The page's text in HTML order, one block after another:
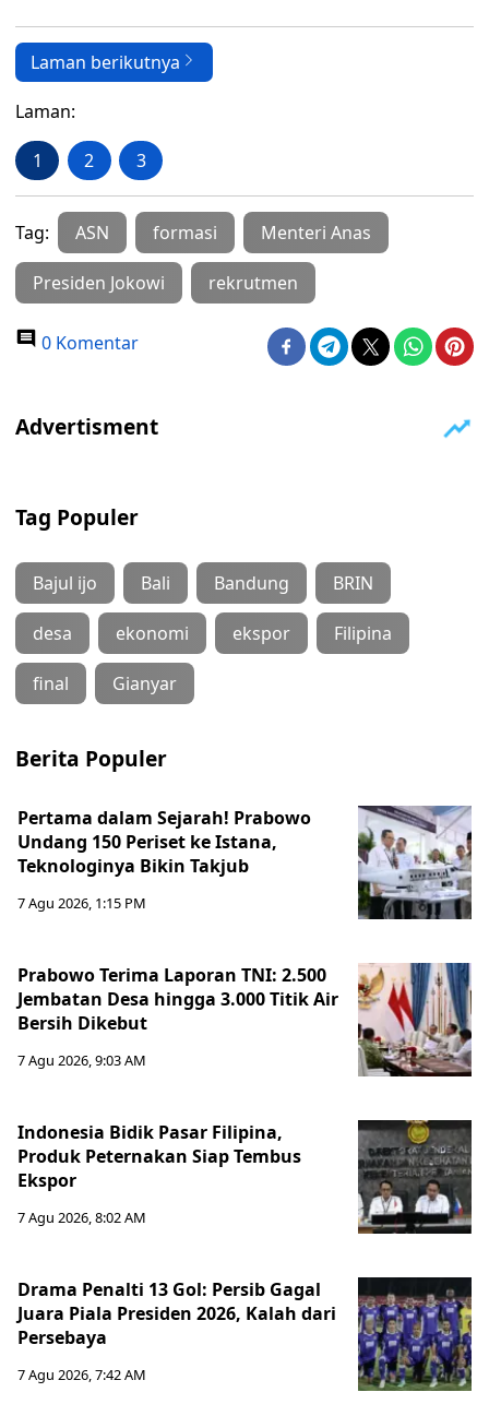
Laman berikutnya
Laman:
1 2 3
Tag: ASN formasi Menteri Anas
Presiden Jokowi rekrutmen
0 Komentar
Tag Populer
Bajul ijo Bali Bandung BRIN
desa ekonomi ekspor Filipina
final Gianyar
Berita Populer
Pertama dalam Sejarah! Prabowo
Undang 150 Periset ke Istana,
Teknologinya Bikin Takjub
7 Agu 2026, 1:15 PM
Prabowo Terima Laporan TNI: 2.500
Jembatan Desa hingga 3.000 Titik Air
Bersih Dikebut
7 Agu 2026, 9:03 AM
Indonesia Bidik Pasar Filipina,
Produk Peternakan Siap Tembus
Ekspor
7 Agu 2026, 8:02 AM
Drama Penalti 13 Gol: Persib Gagal
Juara Piala Presiden 2026, Kalah dari
Persebaya
7 Agu 2026, 7:42 AM